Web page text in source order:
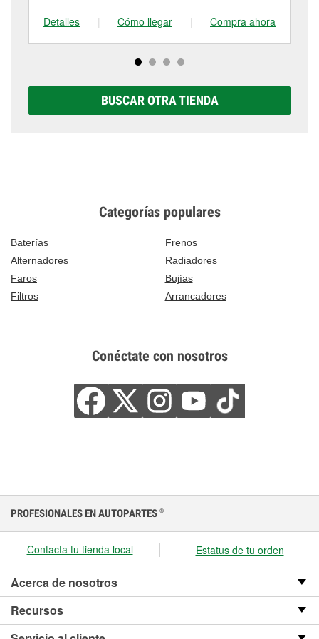
Detalles
| Cómo llegar | Compra ahora
BUSCAR OTRA TIENDA
Categorías populares
Baterías
Frenos
Alternadores
Radiadores
Faros
Bujías
Filtros
Arrancadores
Conéctate con nosotros
PROFESIONALES EN AUTOPARTES ®
Contacta tu tienda local Estatus de tu orden
Acerca de nosotros
Recursos